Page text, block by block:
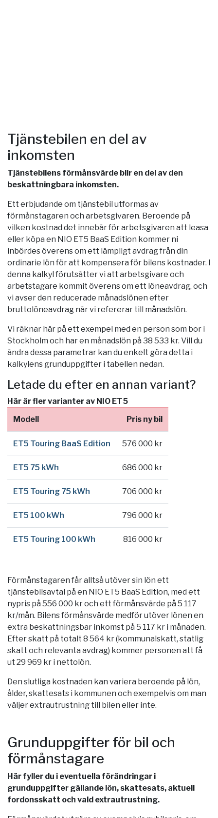
Tjänstebilen en del av
inkomsten
Tjänstebilens förmånsvärde blir en del av den
beskattningbara inkomsten.
Ett erbjudande om tjänstebil utformas av
förmånstagaren och arbetsgivaren. Beroende på
vilken kostnad det innebär för arbetsgivaren att leasa
eller köpa en NIO ET5 BaaS Edition kommer ni
inbördes överens om ett lämpligt avdrag från din
ordinarie lön för att kompensera för bilens kostnader. I
denna kalkyl förutsätter vi att arbetsgivare och
arbetstagare kommit överens om ett löneavdrag, och
vi avser den reducerade månadslönen efter
bruttolöneavdrag när vi refererar till månadslön.
Vi räknar här på ett exempel med en person som bor i
Stockholm och har en månadslön på 38 533 kr. Vill du
ändra dessa parametrar kan du enkelt göra detta i
kalkylens grunduppgifter i tabellen nedan.
Letade du efter en annan variant?
Här är fler varianter av NIO ET5
Modell
Pris ny bil
ET5 Touring BaaS Edition 576 000 kr
ET5 75 kWh 686 000 kr
ET5 Touring 75 kWh 706 000 kr
ET5 100 kWh 796 000 kr
ET5 Touring 100 kWh 816 000 kr
Förmånstagaren får alltså utöver sin lön ett
tjänstebilsavtal på en NIO ET5 BaaS Edition, med ett
nypris på 556 000 kr och ett förmånsvärde på 5 117
kr/mån. Bilens förmånsvärde medför utöver lönen en
extra beskattningsbar inkomst på 5 117 kr i månaden.
Efter skatt på totalt 8 564 kr (kommunalskatt, statlig
skatt och relevanta avdrag) kommer personen att få
ut 29 969 kr i nettolön.
Den slutliga kostnaden kan variera beroende på lön,
ålder, skattesats i kommunen och exempelvis om man
väljer extrautrustning till bilen eller inte.
Grunduppgifter för bil och
förmånstagare
Här fyller du i eventuella förändringar i
grunduppgifter gällande lön, skattesats, aktuell
fordonsskatt och vald extrautrustning.